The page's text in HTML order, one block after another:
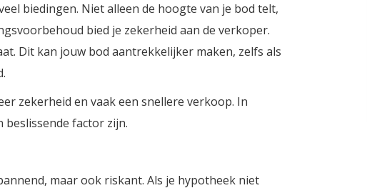
biedingen. Niet alleen de hoogte van je bod telt,
bied je zekerheid aan de verkoper.
Dit kan jouw bod aantrekkelijker maken, zelfs als
zekerheid en vaak een snellere verkoop. In
factor zijn.
maar ook riskant. Als je hypotheek niet